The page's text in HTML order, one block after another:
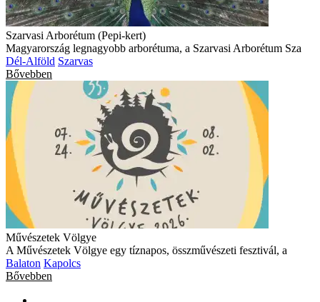
Szarvasi Arborétum (Pepi-kert)
Magyarország legnagyobb arborétuma, a Szarvasi Arborétum Sza
Dél-Alföld Szarvas
Bővebben
Művészetek Völgye
A Művészetek Völgye egy tíznapos, összművészeti fesztivál, a
Balaton Kapolcs
Bővebben